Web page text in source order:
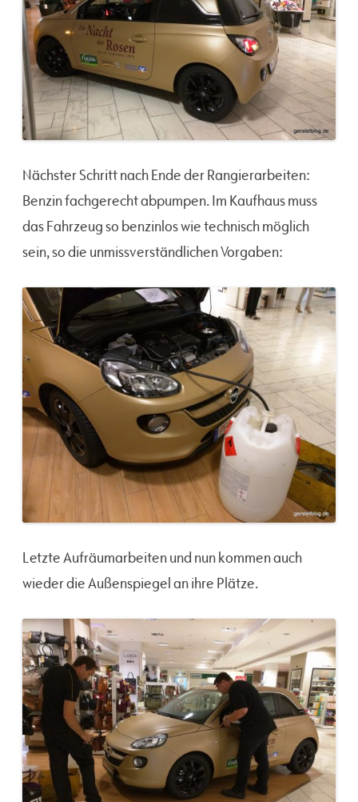
Nächster Schritt nach Ende der Rangierarbeiten:
Benzin fachgerecht abpumpen. Im Kaufhaus muss
das Fahrzeug so benzinlos wie technisch möglich
sein, so die unmissverständlichen Vorgaben:
Letzte Aufräumarbeiten und nun kommen auch
wieder die Außenspiegel an ihre Plätze.